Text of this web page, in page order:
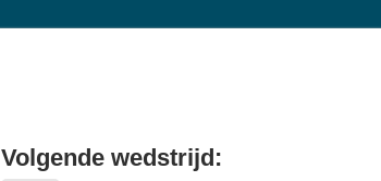
Volgende wedstrijd: